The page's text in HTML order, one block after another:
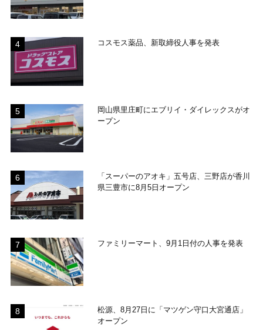
コスモス薬品、新取締役人事を発表
岡山県里庄町にエブリイ・ダイレックスがオ
ープン
「スーパーのアオキ」五号店、三野店が香川
県三豊市に8月5日オープン
ファミリーマート、9月1日付の人事を発表
松源、8月27日に「マツゲン守口大宮通店」
オープン